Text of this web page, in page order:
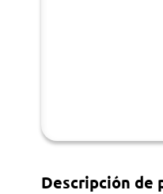
Descripción de